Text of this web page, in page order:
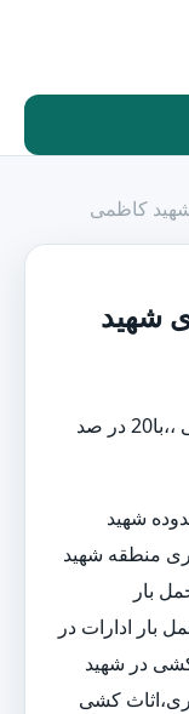
شهید کاظمی
شهید
اتوبار در شهید کاظمی،باربری شهید کاظمی ،،با20 در صد
شهید
منطقه شهید
بار
بار ادارات در
کشی در شهید
کشی